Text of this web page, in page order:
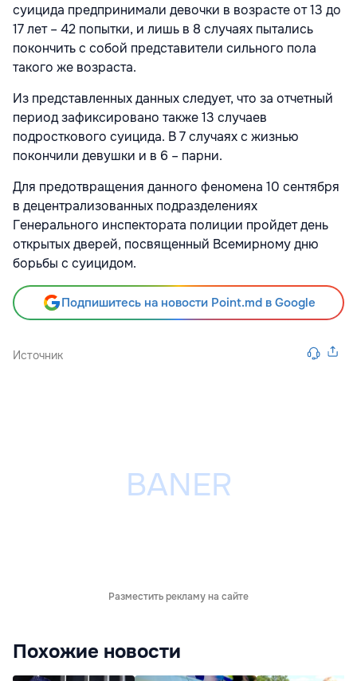
суицида предпринимали девочки в возрасте от 13 до
17 лет – 42 попытки, и лишь в 8 случаях пытались
покончить с собой представители сильного пола
такого же возраста.
Из представленных данных следует, что за отчетный
период зафиксировано также 13 случаев
подросткового суицида. В 7 случаях с жизнью
покончили девушки и в 6 – парни.
Для предотвращения данного феномена 10 сентября
в децентрализованных подразделениях
Генерального инспектората полиции пройдет день
открытых дверей, посвященный Всемирному дню
борьбы с суицидом.
Подпишитесь на новости Point.md в Google
Источник
Разместить рекламу на сайте
Похожие новости